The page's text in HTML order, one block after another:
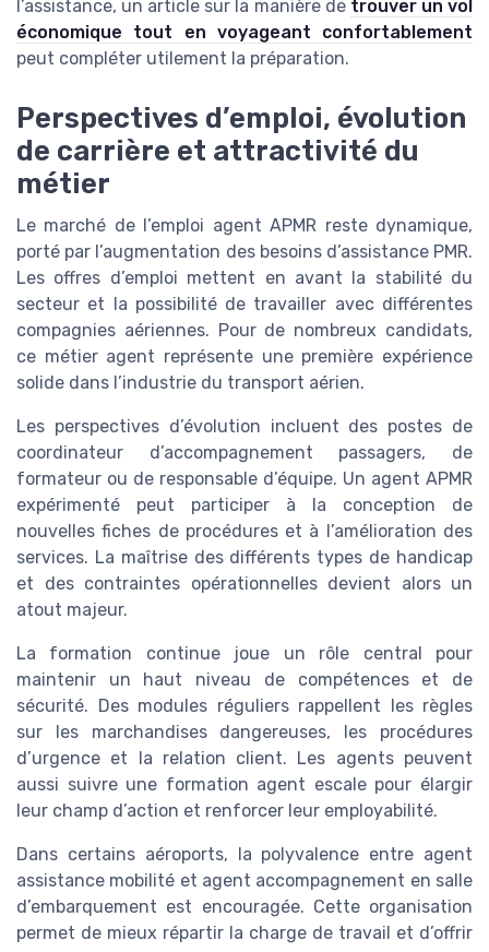
l’assistance, un article sur la manière de trouver un vol
économique tout en voyageant confortablement
peut compléter utilement la préparation.
Perspectives d’emploi, évolution
de carrière et attractivité du
métier
Le marché de l’emploi agent APMR reste dynamique,
porté par l’augmentation des besoins d’assistance PMR.
Les offres d’emploi mettent en avant la stabilité du
secteur et la possibilité de travailler avec différentes
compagnies aériennes. Pour de nombreux candidats,
ce métier agent représente une première expérience
solide dans l’industrie du transport aérien.
Les perspectives d’évolution incluent des postes de
coordinateur d’accompagnement passagers, de
formateur ou de responsable d’équipe. Un agent APMR
expérimenté peut participer à la conception de
nouvelles fiches de procédures et à l’amélioration des
services. La maîtrise des différents types de handicap
et des contraintes opérationnelles devient alors un
atout majeur.
La formation continue joue un rôle central pour
maintenir un haut niveau de compétences et de
sécurité. Des modules réguliers rappellent les règles
sur les marchandises dangereuses, les procédures
d’urgence et la relation client. Les agents peuvent
aussi suivre une formation agent escale pour élargir
leur champ d’action et renforcer leur employabilité.
Dans certains aéroports, la polyvalence entre agent
assistance mobilité et agent accompagnement en salle
d’embarquement est encouragée. Cette organisation
permet de mieux répartir la charge de travail et d’offrir